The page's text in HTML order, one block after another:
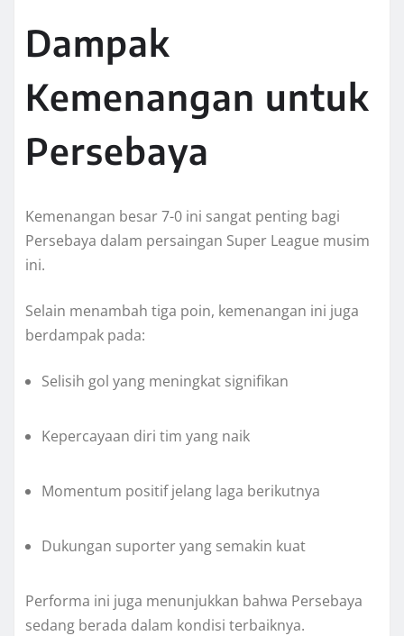
Dampak
Kemenangan untuk
Persebaya
Kemenangan besar 7-0 ini sangat penting bagi
Persebaya dalam persaingan Super League musim
ini.
Selain menambah tiga poin, kemenangan ini juga
berdampak pada:
Selisih gol yang meningkat signifikan
Kepercayaan diri tim yang naik
Momentum positif jelang laga berikutnya
Dukungan suporter yang semakin kuat
Performa ini juga menunjukkan bahwa Persebaya
sedang berada dalam kondisi terbaiknya.